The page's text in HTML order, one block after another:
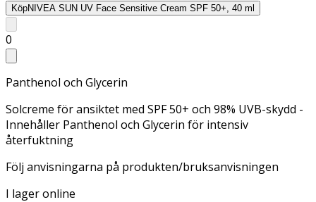
KöpNIVEA SUN UV Face Sensitive Cream SPF 50+, 40 ml
0
Panthenol och Glycerin
Solcreme för ansiktet med SPF 50+ och 98% UVB-skydd -
Innehåller Panthenol och Glycerin för intensiv
återfuktning
Följ anvisningarna på produkten/bruksanvisningen
I lager online